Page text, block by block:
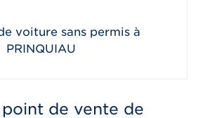
voiture sans permis à
PRINQUIAU
de vente de